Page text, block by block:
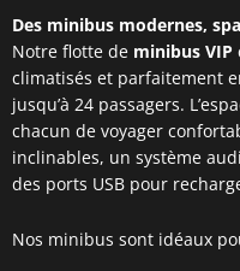
Des minibus modernes,
Notre flotte de minibus VIP
climatisés et parfaitement
jusqu’à 24 passagers.
chacun de voyager
inclinables, un système
des ports USB pour
Nos minibus sont idéaux